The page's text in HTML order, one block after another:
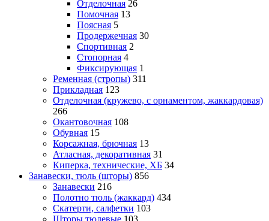
Отделочная 26
Помочная 13
Поясная 5
Продержечная 30
Спортивная 2
Стопорная 4
Фиксирующая 1
Ременная (стропы) 311
Прикладная 123
Отделочная (кружево, с орнаментом, жаккардовая)
266
Окантовочная 108
Обувная 15
Корсажная, брючная 13
Атласная, декоративная 31
Киперка, технические, ХБ 34
Занавески, тюль (шторы) 856
Занавески 216
Полотно тюль (жаккард) 434
Скатерти, салфетки 103
Шторы тюлевые 103